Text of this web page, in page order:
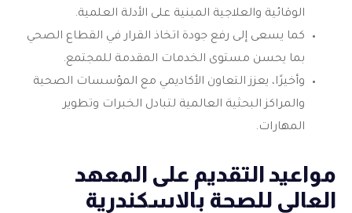
الوقائية والعلاجية المبنية على الأدلة العلمية.
كما يسعى إلى رفع جودة اتخاذ القرار في القطاع الصحي
بما يحسن مستوى الخدمات المقدمة للمجتمع.
وأخيرًا، يعزز التعاون الأكاديمي مع المؤسسات الصحية
والمراكز البحثية العالمية لتبادل الخبرات وتطوير
المهارات.
مواعيد التقديم على المعهد
العالي للصحة بالاسكندرية